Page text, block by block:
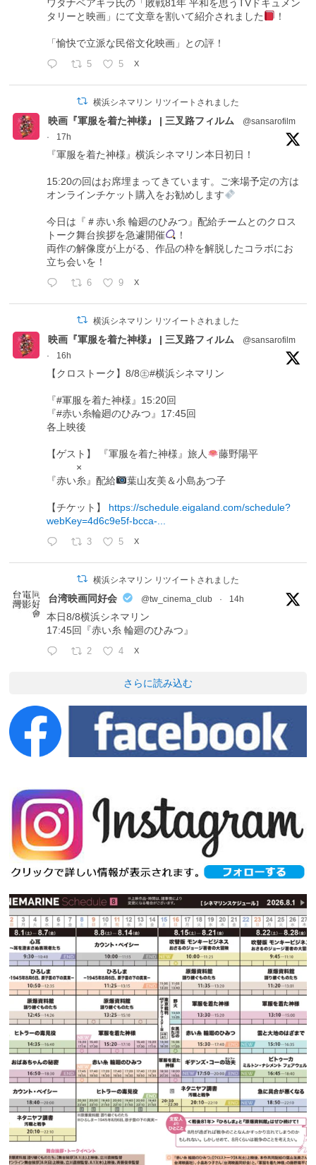
ワタナベアキラ氏の「敗戦81年 平和を思うTVドキュメン
タリーと映画」にて文章を割いて紹介されました
！
「愉快で立派な民俗文化映画」との評！
5 5 X
横浜シネマリン リツイートされました
映画『軍服を着た神様』 | 三叉路フィルム
@sansarofilm
·
17h
『軍服を着た神様』横浜シネマリン本日初日！
15:20の回はお席埋まってきています。ご来場予定の方は
オンラインチケット購入をお勧めします
今日は『＃赤い糸 輪廻のひみつ』配給チームとのクロス
トーク舞台挨拶を急遽開催
！
両作の解像度が上がる、作品の枠を解脱したコラボにお
立ち会いを！
6 9 X
横浜シネマリン リツイートされました
映画『軍服を着た神様』 | 三叉路フィルム
@sansarofilm
·
16h
【クロストーク】8/8㊏#横浜シネマリン
『#軍服を着た神様』15:20回
『#赤い糸輪廻のひみつ』17:45回
各上映後
【ゲスト】 『軍服を着た神様』旅人
藤野陽平
×
『赤い糸』配給
葉山友美＆小島あつ子
【チケット】 https://schedule.eigaland.com/schedule?
webKey=4d6c9e5f-bcca-...
3 5 X
横浜シネマリン リツイートされました
台湾映画同好会 @tw_cinema_club · 14h
本日8/8横浜シネマリン
17:45回『赤い糸 輪廻のひみつ』
2 4 X
さらに読み込む